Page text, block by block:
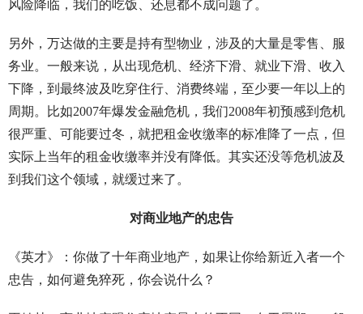
风险降临，我们的吃饭、还息都不成问题了。
另外，万达做的主要是持有型物业，涉及的大量是零售、服
务业。一般来说，从出现危机、经济下滑、就业下滑、收入
下降，到最终波及吃穿住行、消费终端，至少要一年以上的
周期。比如2007年爆发金融危机，我们2008年初预感到危机
很严重、可能要过冬，就把租金收缴率的标准降了一点，但
实际上当年的租金收缴率并没有降低。其实还没等危机波及
到我们这个领域，就缓过来了。
对商业地产的忠告
《英才》：你做了十年商业地产，如果让你给新近入者一个
忠告，如何避免猝死，你会说什么？